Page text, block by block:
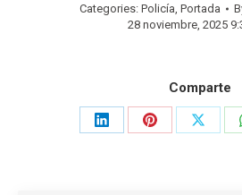
Categories: Policía Portada
28 noviembre, 2025
Comparte
Share
Share
Share